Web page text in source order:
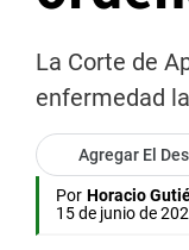
La Corte de
enfermedad
Agregar El
Por Horacio
15 de junio de